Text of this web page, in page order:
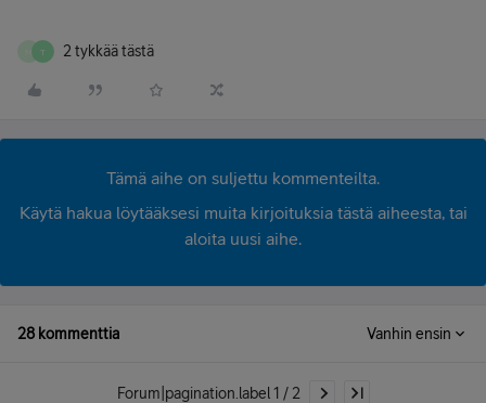
T 2 tykkää tästä
Tämä aihe on suljettu kommenteilta.
Käytä hakua löytääksesi muita kirjoituksia tästä aiheesta, tai
aloita uusi aihe.
28 kommenttia Vanhin ensin
Forum|pagination.label 1 / 2